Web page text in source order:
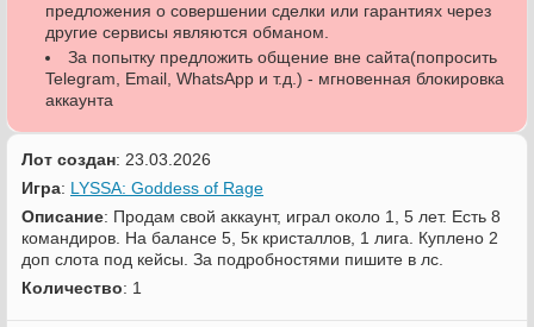
предложения о совершении сделки или гарантиях через
другие сервисы являются обманом.
За попытку предложить общение вне сайта(попросить
Telegram, Email, WhatsApp и т.д.) - мгновенная блокировка
аккаунта
Лот создан: 23.03.2026
Игра: LYSSA: Goddess of Rage
Описание: Продам свой аккаунт, играл около 1, 5 лет. Есть 8
командиров. На балансе 5, 5к кристаллов, 1 лига. Куплено 2
доп слота под кейсы. За подробностями пишите в лс.
Количество: 1